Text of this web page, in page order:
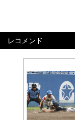
レコメンド